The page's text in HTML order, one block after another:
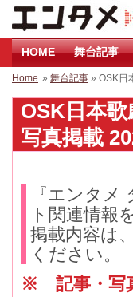
HOME 舞台記事
Home » 舞台記事 » OSK日
OSK日本
写真掲載
『エンタ
ト関連情報
掲載内容は
ください。
※ 記事・写